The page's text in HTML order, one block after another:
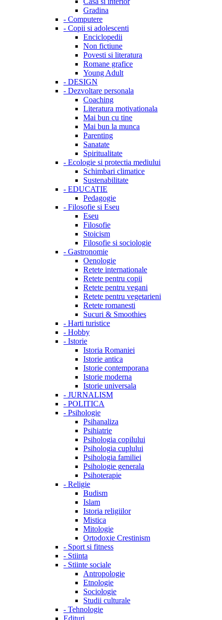
Gradina
- Computere
- Copii si adolescenti
Enciclopedii
Non fictiune
Povesti si literatura
Romane grafice
Young Adult
- DESIGN
- Dezvoltare personala
Coaching
Literatura motivationala
Mai bun cu tine
Mai bun la munca
Parenting
Sanatate
Spiritualitate
- Ecologie si protectia mediului
Schimbari climatice
Sustenabilitate
- EDUCATIE
Pedagogie
- Filosofie si Eseu
Eseu
Filosofie
Stoicism
Filosofie si sociologie
- Gastronomie
Oenologie
Retete internationale
Retete pentru copii
Retete pentru vegani
Retete pentru vegetarieni
Retete romanesti
Sucuri & Smoothies
- Harti turistice
- Hobby
- Istorie
Istoria Romaniei
Istorie antica
Istorie contemporana
Istorie moderna
Istorie universala
- JURNALISM
- POLITICA
- Psihologie
Psihanaliza
Psihiatrie
Psihologia copilului
Psihologia cuplului
Psihologia familiei
Psihologie generala
Psihoterapie
- Religie
Budism
Islam
Istoria religiilor
Mistica
Mitologie
Ortodoxie Crestinism
- Sport si fitness
- Stiinta
- Stiinte sociale
Antropologie
Etnologie
Sociologie
Studii culturale
- Tehnologie
Edituri